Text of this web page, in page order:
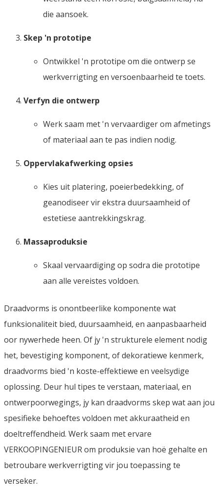
die aansoek.
Skep 'n prototipe
Ontwikkel 'n prototipe om die ontwerp se
werkverrigting en versoenbaarheid te toets.
Verfyn die ontwerp
Werk saam met 'n vervaardiger om afmetings
of materiaal aan te pas indien nodig.
Oppervlakafwerking opsies
Kies uit platering, poeierbedekking, of
geanodiseer vir ekstra duursaamheid of
estetiese aantrekkingskrag.
Massaproduksie
Skaal vervaardiging op sodra die prototipe
aan alle vereistes voldoen.
Draadvorms is onontbeerlike komponente wat
funksionaliteit bied, duursaamheid, en aanpasbaarheid
oor nywerhede heen. Of jy 'n strukturele element nodig
het, bevestiging komponent, of dekoratiewe kenmerk,
draadvorms bied 'n koste-effektiewe en veelsydige
oplossing. Deur hul tipes te verstaan, materiaal, en
ontwerpoorwegings, jy kan draadvorms skep wat aan jou
spesifieke behoeftes voldoen met akkuraatheid en
doeltreffendheid. Werk saam met ervare
VERKOOPINGENIEUR om produksie van hoë gehalte en
betroubare werkverrigting vir jou toepassing te
verseker.